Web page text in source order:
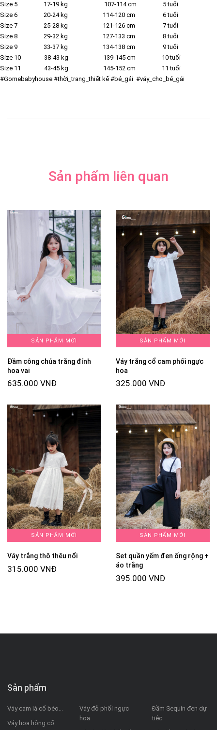
Size 5 17-19 kg 107-114 cm 5 tuổi
Size 6 20-24 kg 114-120 cm 6 tuổi
Size 7 25-28 kg 121-126 cm 7 tuổi
Size 8 29-32 kg 127-133 cm 8 tuổi
Size 9 33-37 kg 134-138 cm 9 tuổi
Size 10 38-43 kg 139-145 cm 10 tuổi
Size 11 43-45 kg 145-152 cm 11 tuổi
#Gomebabyhouse #thời_trang_thiết kế #bé_gái #váy_cho_bé_gái
Sản phẩm liên quan
SẢN PHẨM MỚI
Đầm công chúa trắng đính
hoa vai
635.000 VNĐ
SẢN PHẨM MỚI
Váy trắng cổ cam phối ngực
hoa
325.000 VNĐ
SẢN PHẨM MỚI
Váy trắng thô thêu nổi
315.000 VNĐ
SẢN PHẨM MỚI
Set quần yếm đen ống rộng +
áo trắng
395.000 VNĐ
Sản phẩm
Váy cam lá cổ bèo...
Váy hoa hồng cổ
Váy đỏ phối ngực
hoa
Đầm Sequin đen dự
tiệc